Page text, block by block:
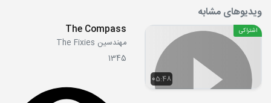
ویدیوهای مشابه
05:48
اشتراکی The Compass
مهندسین The Fixies
1345